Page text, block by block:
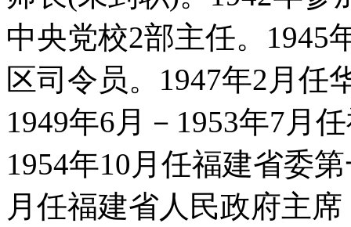
中央党校2部主任。1945
区司令员。1947年2月任
1949年6月－1953年7月
1954年10月任福建省委
月任福建省人民政府主